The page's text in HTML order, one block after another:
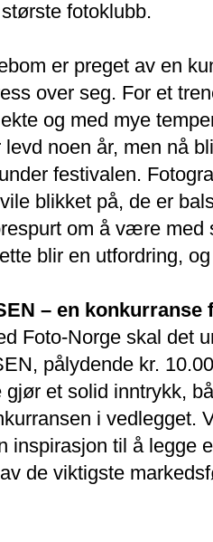
fotoklubb.
er preget av en
over seg. For et
og med mye
levd noen år, men nå
festivalen.
blikket på, de er
om å være med
blir en utfordring,
– en
Foto-Norge skal det
pålydende kr.
et solid inntrykk,
i vedlegget.
inspirasjon til å legge
de viktigste